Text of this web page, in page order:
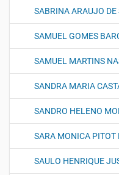
SABRINA ARAUJO DE
SAMUEL GOMES
SAMUEL MARTINS
SANDRA MARIA
SANDRO HELENO
SARA MONICA PITOT
SAULO HENRIQUE